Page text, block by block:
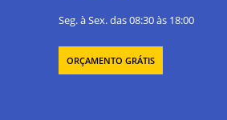
Seg. à Sex. das 08:30 às 18:00
ORÇAMENTO GRÁTIS